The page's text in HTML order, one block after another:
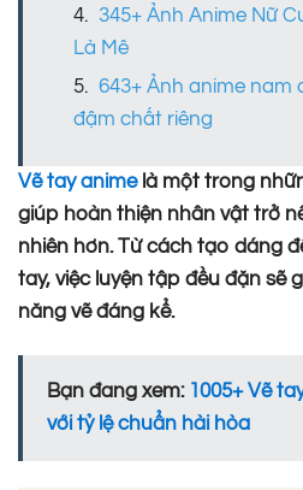
345+ Ảnh Anime Nữ
Là Mê
643+ Ảnh anime
đậm chất riêng
Vẽ tay animelà một trong
giúp hoàn thiện nhân vật trở
nhiên hơn. Từ cách tạo dáng
tay, việc luyện tập đều đặn sẽ
năng vẽ đáng kể.
Bạn đang xem: 1005+ Vẽ
với tỷ lệ chuẩn hài hòa